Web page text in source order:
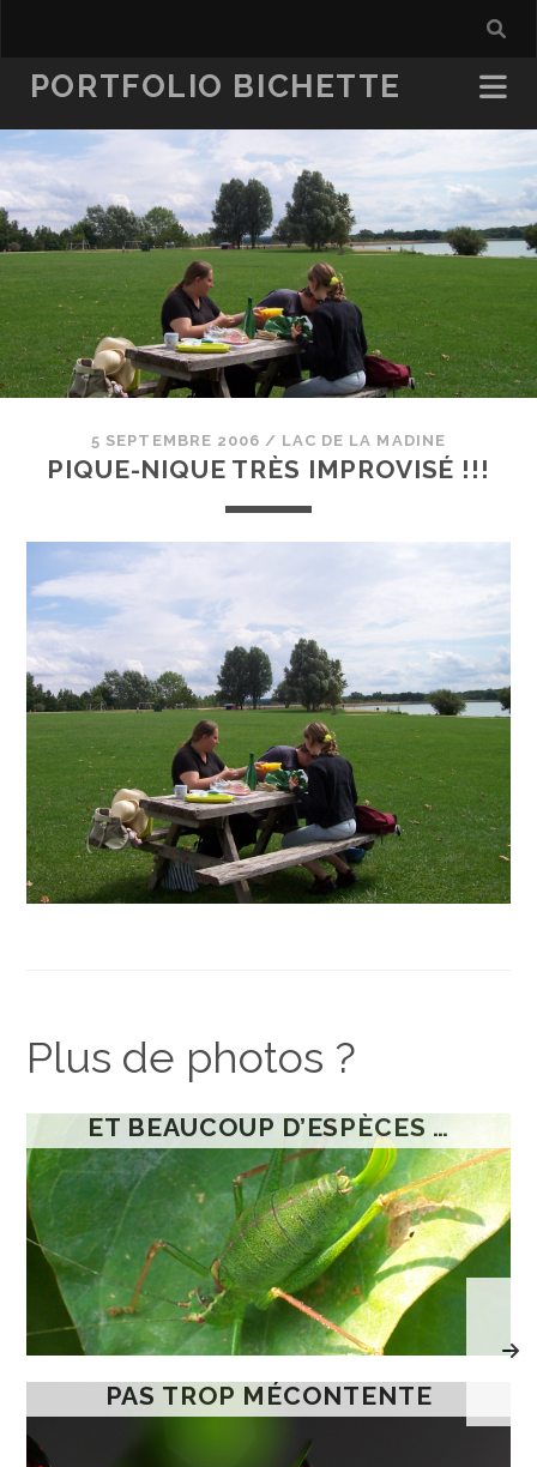
PORTFOLIO BICHETTE
5 SEPTEMBRE 2006 / LAC DE LA MADINE
PIQUE-NIQUE TRÈS IMPROVISÉ !!!
Plus de photos ?
ET BEAUCOUP D’ESPÈCES …
PAS TROP MÉCONTENTE